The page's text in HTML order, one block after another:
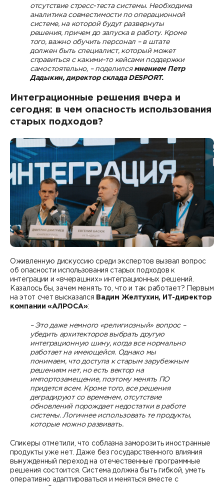
отсутствие стресс-теста системы. Необходима
аналитика совместимости по операционной
системе, на которой будут развернуты
решения, причем до запуска в работу. Кроме
того, важно обучить персонал – в штате
должен быть специалист, который может
справиться с какими-то кейсами поддержки
самостоятельно, – поделился мнением Петр
Дадыкин, директор склада DESPORT.
Интеграционные решения вчера и
сегодня: в чем опасность использования
старых подходов?
Оживленную дискуссию среди экспертов вызвал вопрос
об опасности использования старых подходов к
интеграции и «вчерашних» интеграционных решений.
Казалось бы, зачем менять то, что и так работает? Первым
на этот счет высказался Вадим Желтухин,
ИТ-директор
компании «АЛРОСА»:
– Это даже немного «религиозный» вопрос –
убедить архитекторов выбрать другую
интеграционную шину, когда все нормально
работает на имеющейся. Однако мы
понимаем, что доступа к старым зарубежным
решениям нет, но есть вектор на
импортозамещение, поэтому менять ПО
придется всем. Кроме того, все решения
деградируют со временем, отсутствие
обновлений порождает недостатки в работе
системы. Логичнее использовать те продукты,
которые можно развивать.
Спикеры отметили, что соблазна заморозить иностранные
продукты уже нет. Даже без государственного влияния
вынужденный переход на отечественные программные
решения состоится. Система должна быть гибкой, уметь
оперативно адаптироваться и меняться вместе с